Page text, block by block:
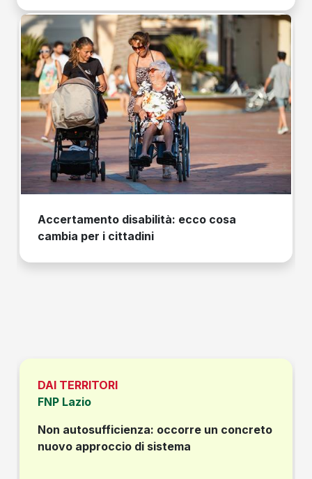
Accertamento disabilità: ecco cosa
cambia per i cittadini
DAI TERRITORI
FNP Lazio
Non autosufficienza: occorre un concreto
nuovo approccio di sistema